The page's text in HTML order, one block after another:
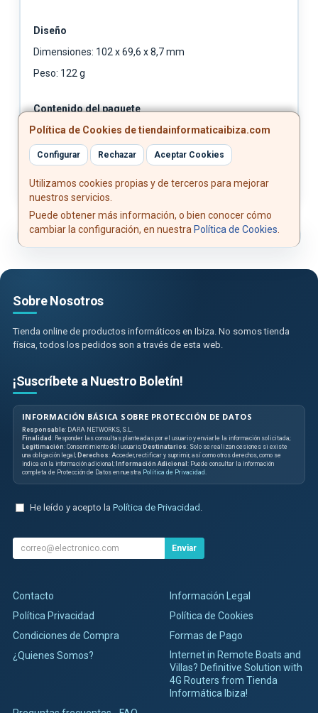
Diseño
Dimensiones: 102 x 69,6 x 8,7 mm
Peso: 122 g
Contenido del paquete
Contenido: Power bank magnético Xiaomi Super Slim
5000, cable de carga USB Tipo-C, manual de usuario
Política de Cookies de tiendainformaticaibiza.com
Configurar Rechazar Aceptar Cookies
Utilizamos cookies propias y de terceros para mejorar
nuestros servicios.
Puede obtener más información, o bien conocer cómo
cambiar la configuración, en nuestra Política de Cookies
Sobre Nosotros
Tienda online de productos informáticos en Ibiza. No somos tienda
física, todos los pedidos son a través de esta web.
¡Suscríbete a Nuestro Boletín!
INFORMACIÓN BÁSICA SOBRE PROTECCIÓN DE DATOS
Responsable: DARA NETWORKS, S.L.
Finalidad : Responder las consultas planteadas por el usuario y enviarle la información solicitada;
Legitimación: Consentimiento del usuario; Destinatarios: Solo se realizan cesiones si existe
una obligación legal; Derechos: Acceder, rectificar y suprimir, así como otros derechos, como se
indica en la información adicional; Información Adicional : Puede consultar la información
completa de Protección de Datos en nuestra Política de Privacidad
He leído y acepto la Política de Privacidad
Enviar
Contacto
Información Legal
Política Privacidad
Política de Cookies
Condiciones de Compra
Formas de Pago
¿Quienes Somos?
Internet in Remote Boats and
Villas? Definitive Solution with
4G Routers from Tienda
Informática Ibiza!